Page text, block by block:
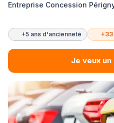
Entreprise Concession
+5 ans d'ancienneté +33
Je veux